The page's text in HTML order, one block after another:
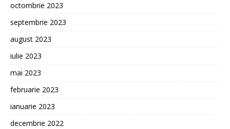
octombrie 2023
septembrie 2023
august 2023
iulie 2023
mai 2023
februarie 2023
ianuarie 2023
decembrie 2022